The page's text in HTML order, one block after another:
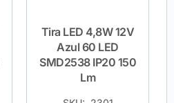
Tira LED 4,8W 12V
Azul 60 LED
SMD2538 IP20 150
Lm